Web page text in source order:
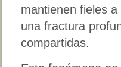
mantienen fieles
una fractura
compartidas.